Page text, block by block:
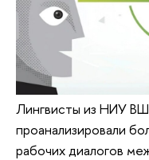
Лингвисты из НИУ
проанализировали
рабочих диалогов